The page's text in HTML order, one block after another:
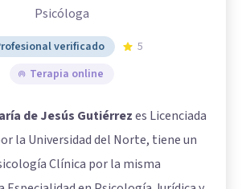
Psicóloga
verificado
5
Terapia online
de Jesús Gutiérrezes Licenciada
la Universidad del Norte, tiene un
Clínica por la misma